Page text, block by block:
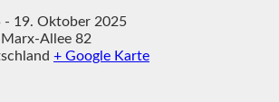
- 19. Oktober 2025
Allee 82
+ Google Karte